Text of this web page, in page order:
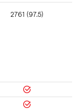
2761 (97.5)